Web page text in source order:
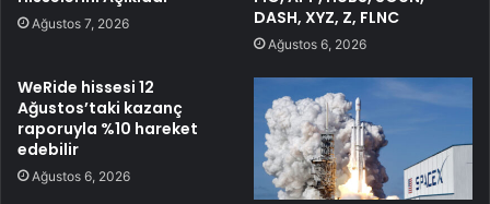
Ağustos 7, 2026
DASH, XYZ, Z, FLNC
Ağustos 6, 2026
WeRide hissesi 12
Ağustos’taki kazanç
raporuyla %10 hareket
edebilir
Ağustos 6, 2026